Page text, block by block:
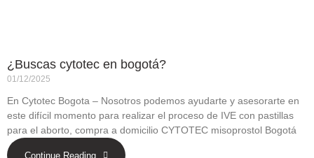
¿Buscas cytotec en bogotá?
01/12/2025
En Cytotec Bogota – Nosotros podemos ayudarte y asesorarte en
este difícil momento para realizar el proceso de IVE con pastillas
para el aborto, compra a domicilio CYTOTEC misoprostol Bogotá
Continue Reading